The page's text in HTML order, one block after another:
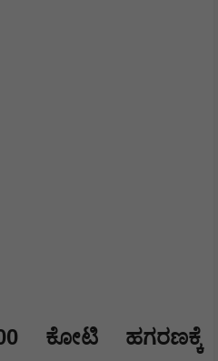
ಕೋಟಿ ಹಗರಣಕ್ಕೆ